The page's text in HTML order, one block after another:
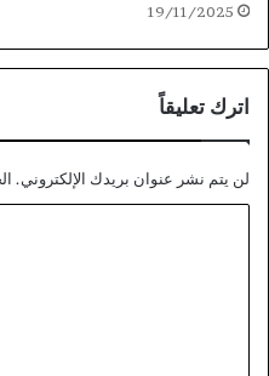
19/11/2025
اترك تعليقاً
لن يتم نشر عنوان بريدك الإلكتروني.